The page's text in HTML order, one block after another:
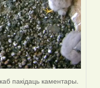
каб пакідаць каментары.